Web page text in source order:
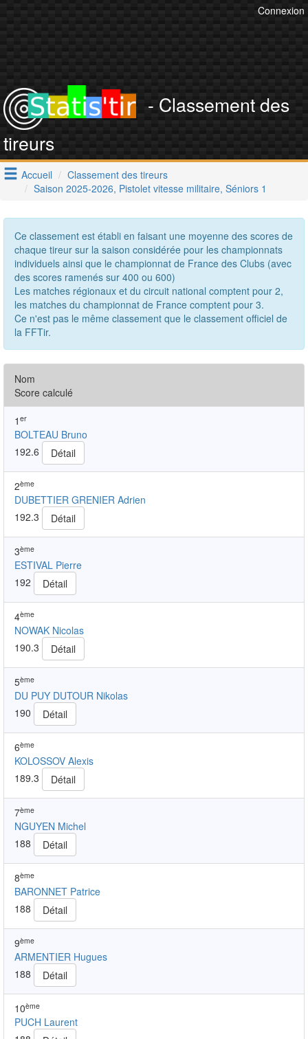
Connexion
- Classement des
tireurs
Accueil
Classement des tireurs
Saison 2025-2026, Pistolet vitesse militaire, Séniors 1
Ce classement est établi en faisant une moyenne des scores de
chaque tireur sur la saison considérée pour les championnats
individuels ainsi que le championnat de France des Clubs (avec
des scores ramenés sur 400 ou 600)
Les matches régionaux et du circuit national comptent pour 2,
les matches du championnat de France comptent pour 3.
Ce n'est pas le même classement que le classement officiel de
la FFTir.
Nom
Score calculé
1 er
BOLTEAU Bruno
192.6
Détail
2ème
DUBETTIER GRENIER Adrien
192.3
Détail
3ème
ESTIVAL Pierre
192
Détail
4ème
NOWAK Nicolas
190.3
Détail
5ème
DU PUY DUTOUR Nikolas
190
Détail
6ème
KOLOSSOV Alexis
189.3
Détail
7ème
NGUYEN Michel
188
Détail
8ème
BARONNET Patrice
188
Détail
9ème
ARMENTIER Hugues
188
Détail
10ème
PUCH Laurent